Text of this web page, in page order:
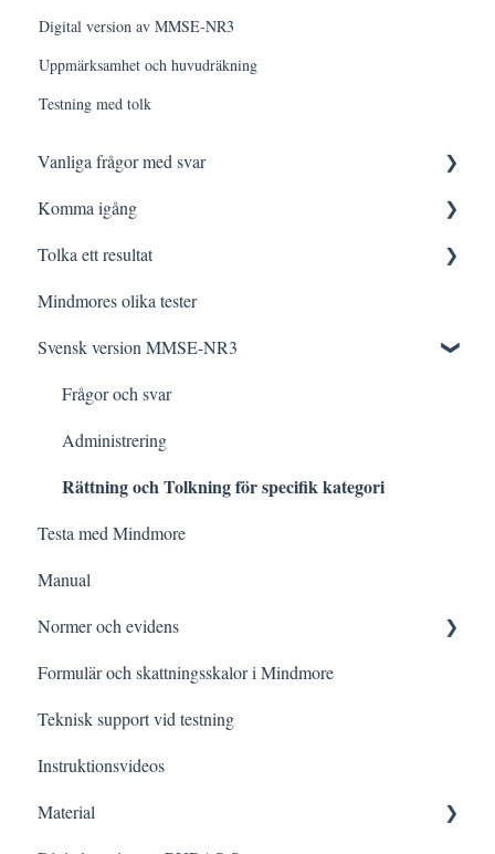
Digital version av MMSE-NR3
Uppmärksamhet och huvudräkning
Testning med tolk
Vanliga frågor med svar
Logga in
Testning
Tolkning
Felsökning
Datalagring och säkerhet
Komma igång
Innan testning
Testa med Mindmore
Tolka ett resultat
Frågor och svar
Den kognitiva profilen
Tips och strategier
Kognitiva funktioner i vardagen
Testning vid specifik frågeställning
Meddelanden i detaljerade resultatvyn
Mindmores olika tester
Svensk version MMSE-NR3
Frågor och svar
Administrering
Rättning och Tolkning för specifik kategori
Testa med Mindmore
Manual
Normer och evidens
Forskningsartiklar och sammanfattningar
Evidens per domän
Formulär och skattningsskalor i Mindmore
Teknisk support vid testning
Instruktionsvideos
Material